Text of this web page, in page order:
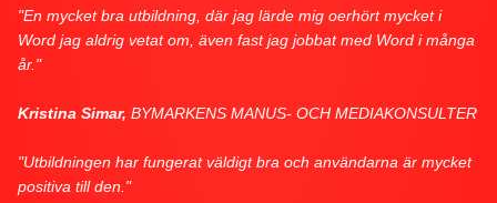
"En mycket bra utbildning, där jag lärde mig oerhört mycket i
Word jag aldrig vetat om, även fast jag jobbat med Word i många
år."
Kristina Simar, BYMARKENS MANUS- OCH MEDIAKONSULTER
"Utbildningen har fungerat väldigt bra och användarna är mycket
positiva till den."